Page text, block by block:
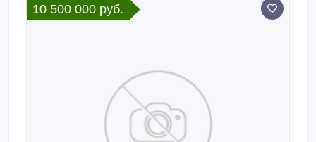
позволяет вам легко и быстро приобретать
продукты и бытовые товары.
10 500 000 руб.